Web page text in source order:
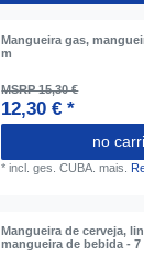
Mangueira gas,
m
MSRP 15,30 €
12,30 € *
no
*incl. ges. CUBA. mais.
Mangueira de cerveja,
mangueira de bebida -